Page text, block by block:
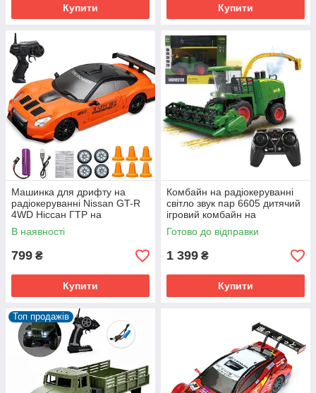
Купити Купити
Машинка для дрифту на
радіокеруванні Nissan GT-R
4WD Ніссан ГТР на
радіокеруванні дрифт
В наявності
799 ₴
Купити
Комбайн на радіокеруванні
світло звук пар 6605 дитячий
ігровий комбайн на
акумуляторі
Готово до відправки
1 399 ₴
Купити
Топ продажів